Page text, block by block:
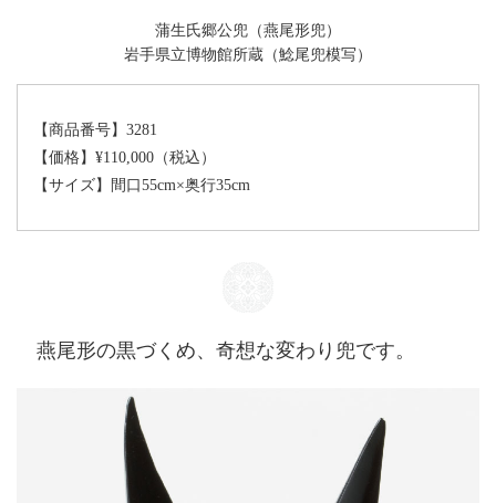
蒲生氏郷公兜（燕尾形兜）
岩手県立博物館所蔵（鯰尾兜模写）
【商品番号】 3281
【価格】¥110,000（税込）
【サイズ】
間口55cm×奥行35cm
燕尾形の黒づくめ、奇想な変わり兜です。